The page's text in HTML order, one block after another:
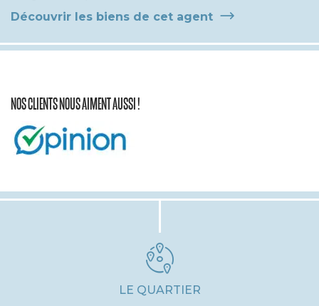
Découvrir les biens de cet agent
NOS CLIENTS NOUS AIMENT AUSSI !
LE QUARTIER